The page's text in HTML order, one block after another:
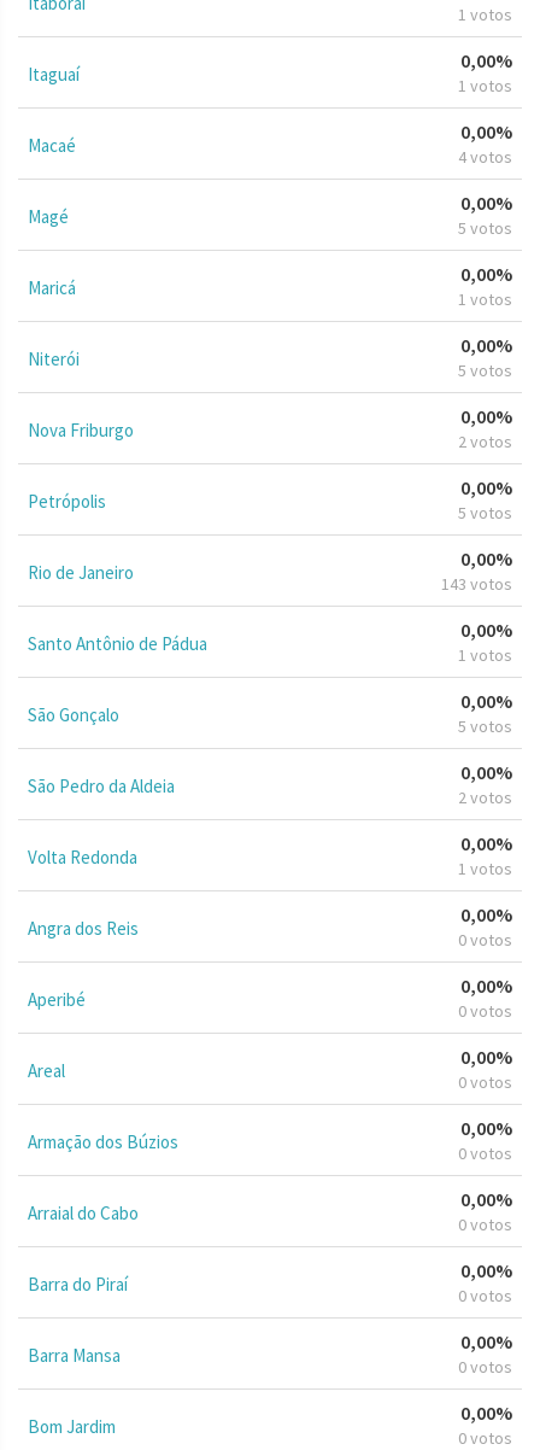
1 votos
Itaguaí
0,00%
1 votos
Macaé
0,00%
4 votos
Magé
0,00%
5 votos
Maricá
0,00%
1 votos
Niterói
0,00%
5 votos
Nova Friburgo
0,00%
2 votos
Petrópolis
0,00%
5 votos
Rio de Janeiro
0,00%
143 votos
Santo Antônio de Pádua
0,00%
1 votos
São Gonçalo
0,00%
5 votos
São Pedro da Aldeia
0,00%
2 votos
Volta Redonda
0,00%
1 votos
Angra dos Reis
0,00%
0 votos
Aperibé
0,00%
0 votos
Areal
0,00%
0 votos
Armação dos Búzios
0,00%
0 votos
Arraial do Cabo
0,00%
0 votos
Barra do Piraí
0,00%
0 votos
Barra Mansa
0,00%
0 votos
Bom Jardim
0,00%
0 votos